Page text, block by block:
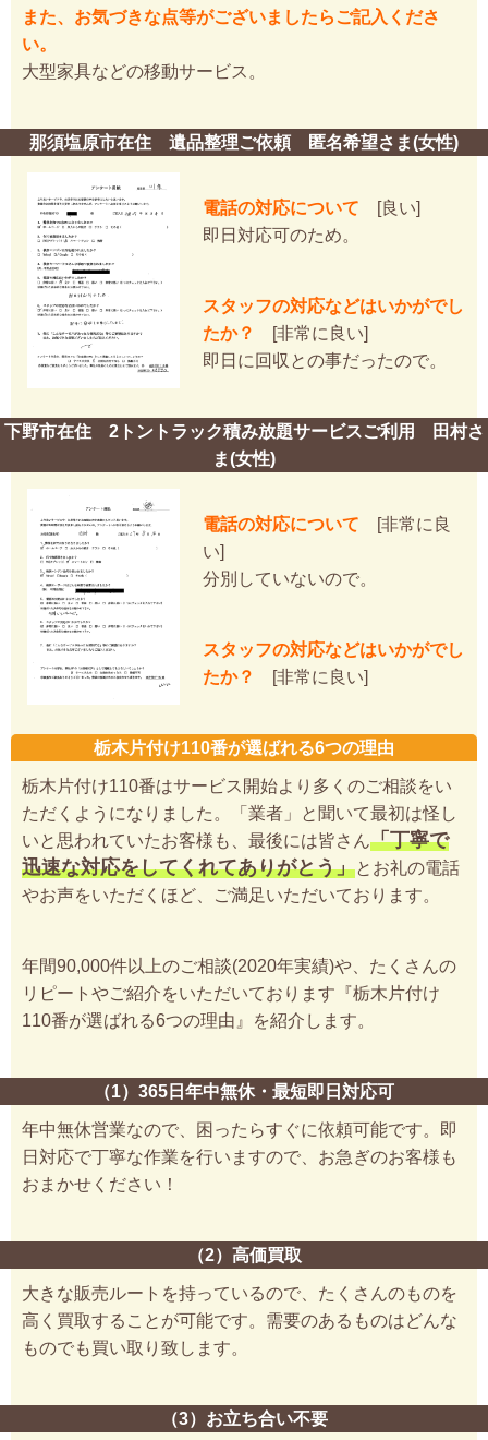
また、お気づきな点等がございましたらご記入くださ
い。
大型家具などの移動サービス。
那須塩原市在住 遺品整理ご依頼 匿名希望さま(女性)
電話の対応について [良い]
即日対応可のため。
スタッフの対応などはいかがでし
たか？
[非常に良い]
即日に回収との事だったので。
下野市在住 2トントラック積み放題サービスご利用 田村さ
ま(女性)
電話の対応について [非常に良
い]
分別していないので。
スタッフの対応などはいかがでし
たか？
[非常に良い]
栃木片付け110番が選ばれる6つの理由
栃木片付け110番はサービス開始より多くのご相談をい
ただくようになりました。「業者」と聞いて最初は怪し
いと思われていたお客様も、最後には皆さん「丁寧で
迅速な対応をしてくれてありがとう」とお礼の電話
やお声をいただくほど、ご満足いただいております。
年間90,000件以上のご相談(2020年実績)や、たくさんの
リピートやご紹介をいただいております『栃木片付け
110番が選ばれる6つの理由』を紹介します。
（1）365日年中無休・最短即日対応可
年中無休営業なので、困ったらすぐに依頼可能です。即
日対応で丁寧な作業を行いますので、お急ぎのお客様も
おまかせください！
（2）高価買取
大きな販売ルートを持っているので、たくさんのものを
高く買取することが可能です。需要のあるものはどんな
ものでも買い取り致します。
（3）お立ち合い不要